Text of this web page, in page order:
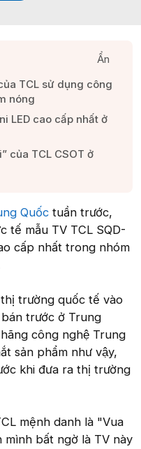
Ẩn
TCL sử dụng công
nóng​
LED cao cấp nhất ở
của TCL CSOT ở
Quốc tuần trước,
tế mẫu TV TCL SQD-
cấp nhất trong nhóm
trường quốc tế vào
trước ở Trung
công nghệ Trung
sản phẩm như vậy,
khi đưa ra thị trường
mệnh danh là "Vua
mình bất ngờ là TV này